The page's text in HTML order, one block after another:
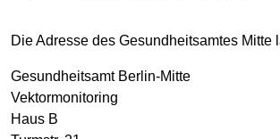
Die Adresse des Gesundheitsamtes Mitte
Gesundheitsamt Berlin-Mitte
Vektormonitoring
Haus B